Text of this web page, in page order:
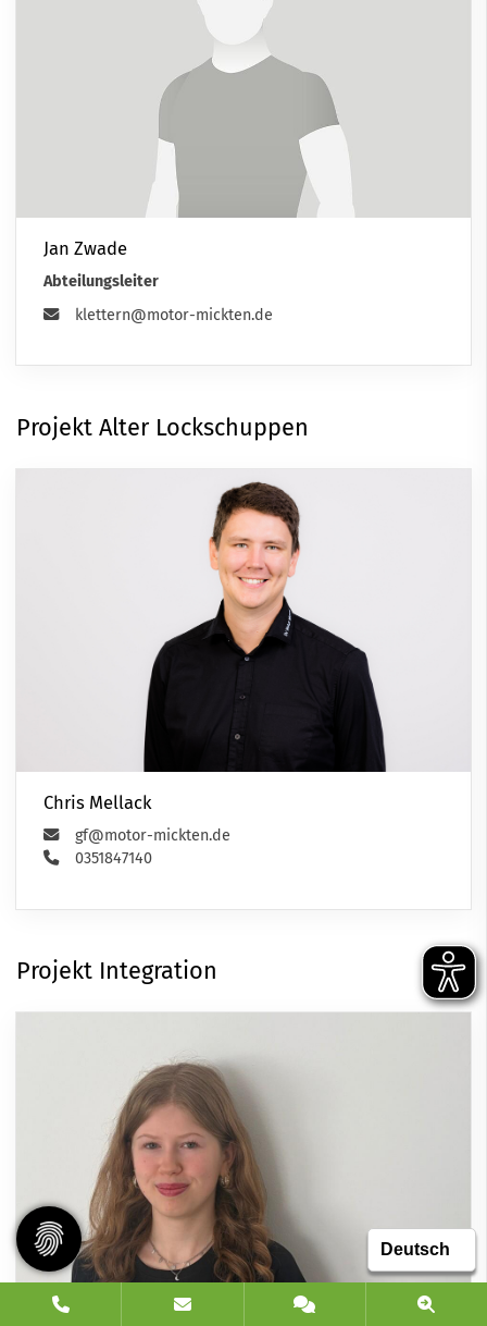
Jan Zwade
Abteilungsleiter
klettern@motor-mickten.de
Projekt Alter Lockschuppen
Chris Mellack
gf@motor-mickten.de
0351847140
Projekt Integration